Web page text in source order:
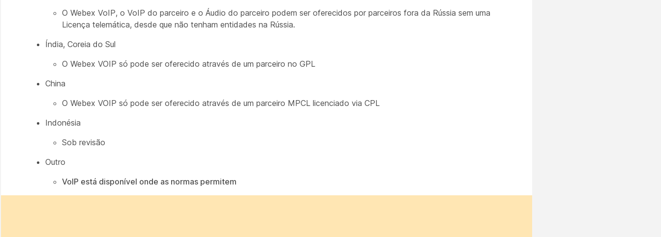
O Webex VoIP, o VoIP do parceiro e o Áudio do parceiro podem ser oferecidos por parceiros fora da Rússia sem uma
Licença telemática, desde que não tenham entidades na Rússia.
Índia, Coreia do Sul
O Webex VOIP só pode ser oferecido através de um parceiro no GPL
China
O Webex VOIP só pode ser oferecido através de um parceiro MPCL licenciado via CPL
Indonésia
Sob revisão
Outro
VoIP está disponível onde as normas permitem